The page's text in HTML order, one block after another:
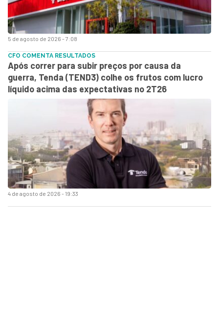
5 de agosto de 2026 - 7:08
4 de agosto de 2026 - 19:33
CFO COMENTA RESULTADOS
Após correr para subir preços por causa da
guerra, Tenda (TEND3) colhe os frutos com lucro
líquido acima das expectativas no 2T26